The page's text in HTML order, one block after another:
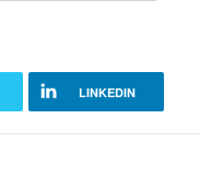
LINKEDIN